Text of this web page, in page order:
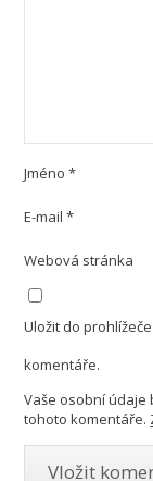
Jméno*
E-mail*
Webová stránka
Uložit do
komentáře.
Vaše osobní
tohoto komentáře.